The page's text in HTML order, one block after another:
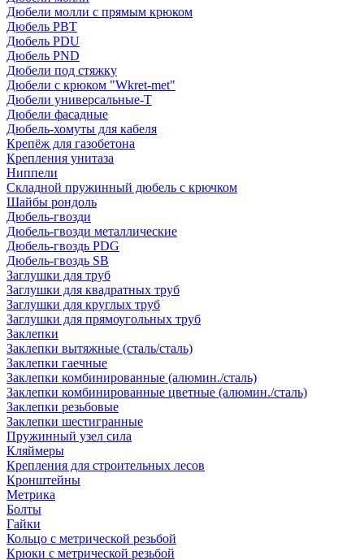
Дюбели молли с прямым крюком
Дюбель PBT
Дюбель PDU
Дюбель PND
Дюбели под стяжку
Дюбели с крюком "Wkret-met"
Дюбели универсальные-Т
Дюбели фасадные
Дюбель-хомуты для кабеля
Крепёж для газобетона
Крепления унитаза
Ниппели
Складной пружинный дюбель с крючком
Шайбы рондоль
Дюбель-гвозди
Дюбель-гвозди металлические
Дюбель-гвоздь PDG
Дюбель-гвоздь SB
Заглушки для труб
Заглушки для квадратных труб
Заглушки для круглых труб
Заглушки для прямоугольных труб
Заклепки
Заклепки вытяжные (сталь/сталь)
Заклепки гаечные
Заклепки комбинированные (алюмин./сталь)
Заклепки комбинированные цветные (алюмин./сталь)
Заклепки резьбовые
Заклепки шестигранные
Пружинный узел сила
Кляймеры
Крепления для строительных лесов
Кронштейны
Метрика
Болты
Гайки
Кольцо с метрической резьбой
Крюки с метрической резьбой